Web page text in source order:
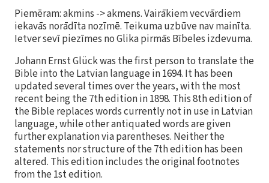
Piemēram: akmins -> akmens. Vairākiem vecvārdiem
iekavās norādīta nozīmē. Teikuma uzbūve nav mainīta.
Ietver sevī piezīmes no Glika pirmās Bībeles izdevuma.
Johann Ernst Glück was the first person to translate the
Bible into the Latvian language in 1694. It has been
updated several times over the years, with the most
recent being the 7th edition in 1898. This 8th edition of
the Bible replaces words currently not in use in Latvian
language, while other antiquated words are given
further explanation via parentheses. Neither the
statements nor structure of the 7th edition has been
altered. This edition includes the original footnotes
from the 1st edition.